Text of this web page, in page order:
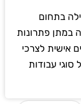
בתחום
במתן פתרונות
אישית לצרכי
עבודות